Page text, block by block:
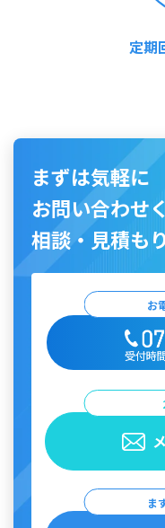
定期
まずは気軽に
お問い合わせ
相談・見積も
お
ま